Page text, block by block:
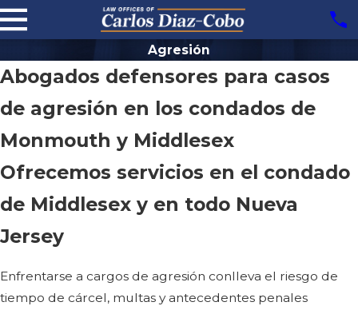
Agresión
Abogados defensores para casos
de agresión en los condados de
Monmouth y Middlesex
Ofrecemos servicios en el condado
de Middlesex y en todo Nueva
Jersey
Enfrentarse a cargos de agresión conlleva el riesgo de
tiempo de cárcel, multas y antecedentes penales